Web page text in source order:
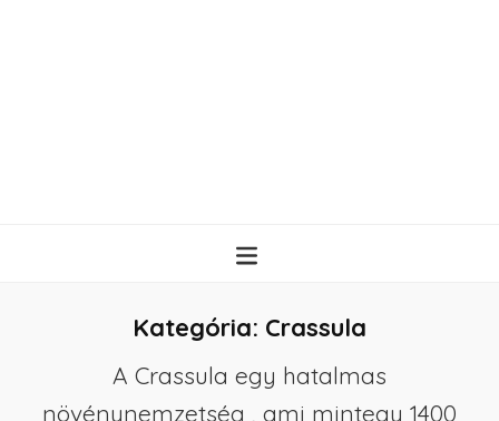
Kategória: Crassula
A Crassula egy hatalmas
növénynemzetség , ami mintegy 1400